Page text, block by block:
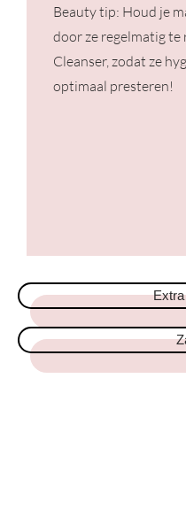
Extra
Beauty tip: Houd je
door ze regelmatig te
Cleanser, zodat ze
optimaal presteren!